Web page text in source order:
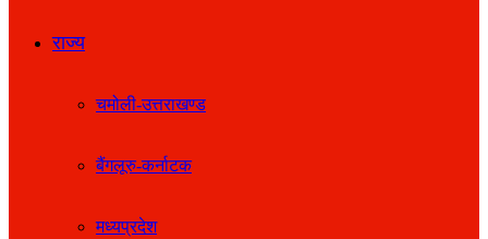
राज्य
चमोली-उत्तराखण्ड
बैंगलूरु-कर्नाटक
मध्यप्रदेश